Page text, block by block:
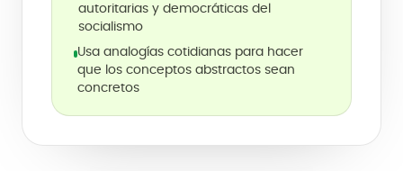
autoritarias y democráticas del
socialismo
Usa analogías cotidianas para hacer
que los conceptos abstractos sean
concretos